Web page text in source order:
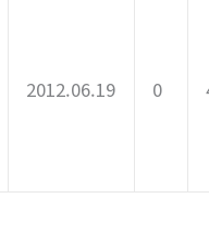
2012.06.19 0